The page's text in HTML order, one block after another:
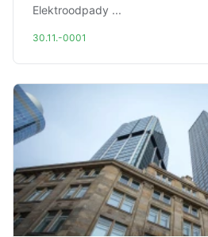
Elektroodpady ...
30.11.-0001